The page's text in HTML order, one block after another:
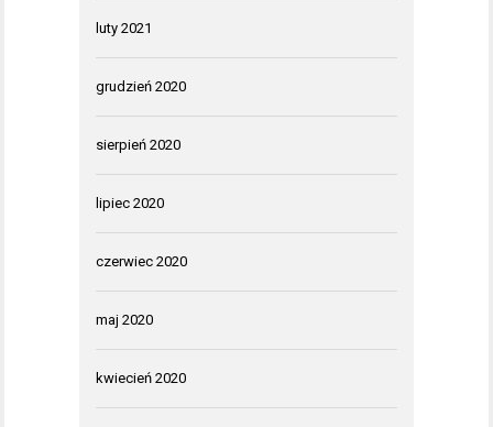
luty 2021
grudzień 2020
sierpień 2020
lipiec 2020
czerwiec 2020
maj 2020
kwiecień 2020